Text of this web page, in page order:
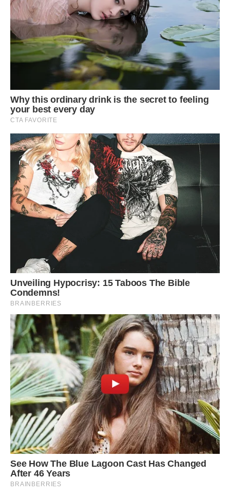
– Я все це розумію, але… Але відчуваю себе так, ніби йду
проти матері. Вона присвятила мені все життя, зараз
допомагає виховувати дочку, а я, така егоїстка?!
– Ти просто хочеш бути щасливою. Що в цьому поганого?
– Ти так говориш, бо її не знаєш. Самотня жінка повинна
займатися вихованням дитини! – сказала я, повторюючи
мамині слова.
– Так це самотня! Ань, давай одружимось?
– Мама буде проти…
– При чому тут мама? Це твоє життя! Я мрію мати сім’ю,
з вами в парк, водити дітей в цирк!